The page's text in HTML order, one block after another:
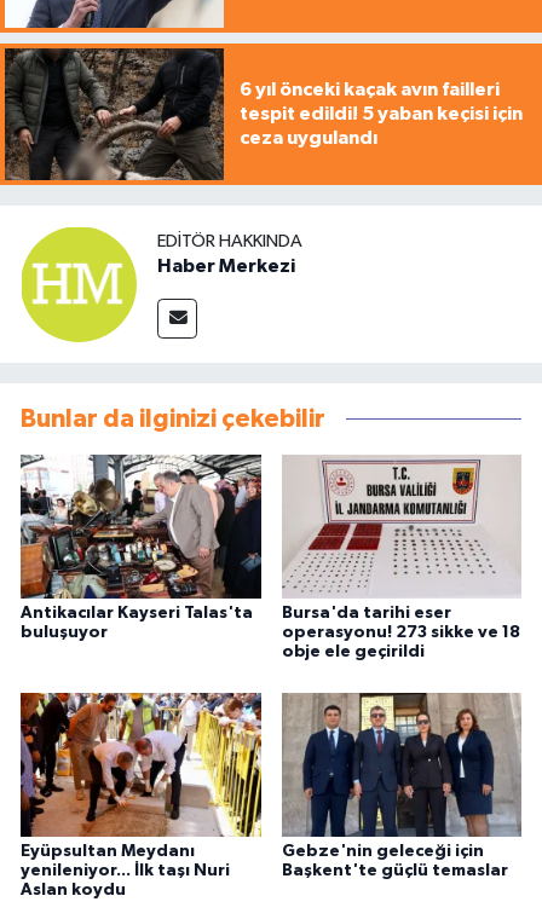
6 yıl önceki kaçak avın failleri
tespit edildi! 5 yaban keçisi için
ceza uygulandı
EDITÖR HAKKINDA
Haber Merkezi
Bunlar da ilginizi çekebilir
Antikacılar Kayseri Talas'ta
buluşuyor
Bursa'da tarihi eser
operasyonu! 273 sikke ve 18
obje ele geçirildi
Eyüpsultan Meydanı
yenileniyor... İlk taşı Nuri
Aslan koydu
Gebze'nin geleceği için
Başkent'te güçlü temaslar